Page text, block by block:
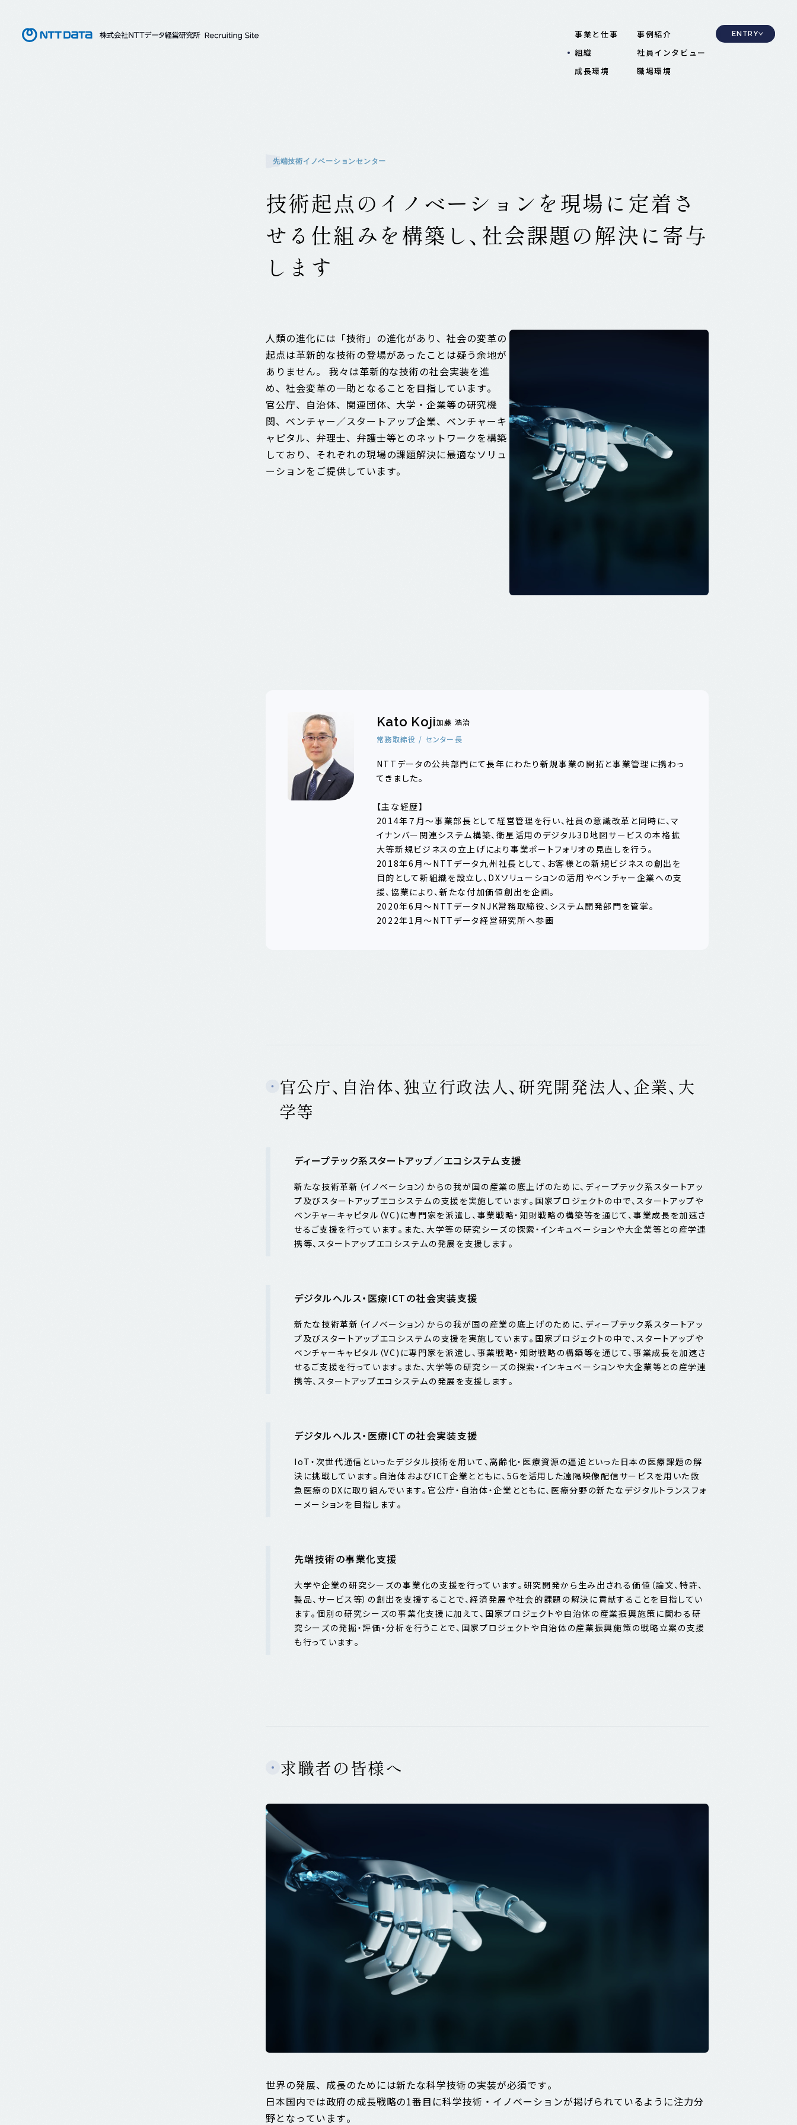
株式会社NTTデータ経営研究所 Recruiting site 事業と仕事
事例紹介
組織
社員インタビュー
成長環境
職場環境
ENTRY
先端技術イ ノベーシ ョ ンセ ンター
技術起点のイノベーションを現場に定着さ
せる仕組みを構築し、社会課題の解決に寄与
します
人類の進化には「技術」の進化があり、社会の変革の
起点は革新的な技術の登場があったことは疑う余地が
ありません。 我々は革新的な技術の社会実装を進
め、社会変革の一助となることを目指しています。
官公庁、自治体、関連団体、大学・企業等の研究機
関、ベンチャー／スタートアップ企業、ベンチャーキ
ャピタル、弁理士、弁護士等とのネットワークを構築
しており、それぞれの現場の課題解決に最適なソリュ
ーションをご提供しています。
Kato Koji加藤 浩治
常務取締役 / センター長
NTTデータの公共部門にて長年にわたり新規事業の開拓と事業管理に携わっ
てきました。
【主な経歴】
2014年７月～事業部長として経営管理を行い、社員の意識改革と同時に、マ
イナンバー関連システム構築、衛星活用のデジタル3D地図サービスの本格拡
大等新規ビジネスの立上げにより事業ポートフォリオの見直しを行う。
2018年6月～NTTデータ九州社長として、お客様との新規ビジネスの創出を
目的として新組織を設立し、DXソリューションの活用やベンチャー企業への支
援、協業により、新たな付加価値創出を企画。
2020年6月～NTTデータNJK常務取締役、システム開発部門を管掌。
2022年1月～NTTデータ経営研究所へ参画
官公庁、自治体、独立行政法人、研究開発法人、企業、大
学等
ディープテック系スタートアップ／エコシステム支援
新たな技術革新（イノベーション）からの我が国の産業の底上げのために、ディープテック系スタートアッ
プ及びスタートアップエコシステムの支援を実施しています。国家プロジェクトの中で、スタートアップや
ベンチャーキャピタル（VC)に専門家を派遣し、事業戦略・知財戦略の構築等を通じて、事業成長を加速さ
せるご支援を行っています。また、大学等の研究シーズの探索・インキュベーションや大企業等との産学連
携等、スタートアップエコシステムの発展を支援します。
デジタルヘルス・医療ICTの社会実装支援
新たな技術革新（イノベーション）からの我が国の産業の底上げのために、ディープテック系スタートアッ
プ及びスタートアップエコシステムの支援を実施しています。国家プロジェクトの中で、スタートアップや
ベンチャーキャピタル（VC)に専門家を派遣し、事業戦略・知財戦略の構築等を通じて、事業成長を加速さ
せるご支援を行っています。また、大学等の研究シーズの探索・インキュベーションや大企業等との産学連
携等、スタートアップエコシステムの発展を支援します。
デジタルヘルス・医療ICTの社会実装支援
IoT・次世代通信といったデジタル技術を用いて、高齢化・医療資源の逼迫といった日本の医療課題の解
決に挑戦しています。自治体およびICT企業とともに、5Gを活用した遠隔映像配信サービスを用いた救
急医療のDXに取り組んでいます。官公庁・自治体・企業とともに、医療分野の新たなデジタルトランスフォ
ーメーションを目指します。
先端技術の事業化支援
大学や企業の研究シーズの事業化の支援を行っています。研究開発から生み出される価値（論文、特許、
製品、サービス等）の創出を支援することで、経済発展や社会的課題の解決に貢献することを目指してい
ます。個別の研究シーズの事業化支援に加えて、国家プロジェクトや自治体の産業振興施策に関わる研
究シーズの発掘・評価・分析を行うことで、国家プロジェクトや自治体の産業振興施策の戦略立案の支援
も行っています。
求職者の皆様へ
世界の発展、成長のためには新たな科学技術の実装が必須です。
日本国内では政府の成長戦略の1番目に科学技術・イノベーションが掲げられているように注力分
野となっています。